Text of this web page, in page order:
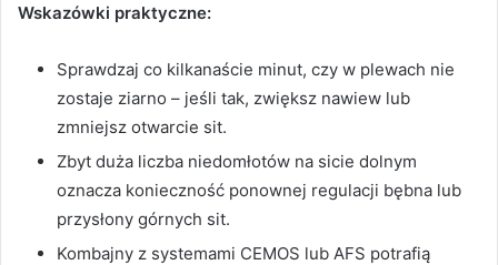
Wskazówki praktyczne:
Sprawdzaj co kilkanaście minut, czy w plewach nie
zostaje ziarno – jeśli tak, zwiększ nawiew lub
zmniejsz otwarcie sit.
Zbyt duża liczba niedomłotów na sicie dolnym
oznacza konieczność ponownej regulacji bębna lub
przysłony górnych sit.
Kombajny z systemami CEMOS lub AFS potrafią